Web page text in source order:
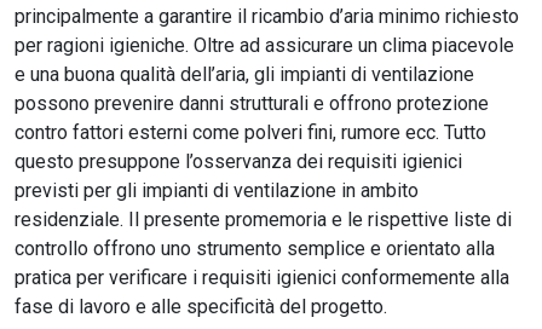
principalmente a garantire il ricambio d’aria minimo richiesto
per ragioni igieniche. Oltre ad assicurare un clima piacevole
e una buona qualità dell’aria, gli impianti di ventilazione
possono prevenire danni strutturali e offrono protezione
contro fattori esterni come polveri fini, rumore ecc. Tutto
questo presuppone l’osservanza dei requisiti igienici
previsti per gli impianti di ventilazione in ambito
residenziale. Il presente promemoria e le rispettive liste di
controllo offrono uno strumento semplice e orientato alla
pratica per verificare i requisiti igienici conformemente alla
fase di lavoro e alle specificità del progetto.